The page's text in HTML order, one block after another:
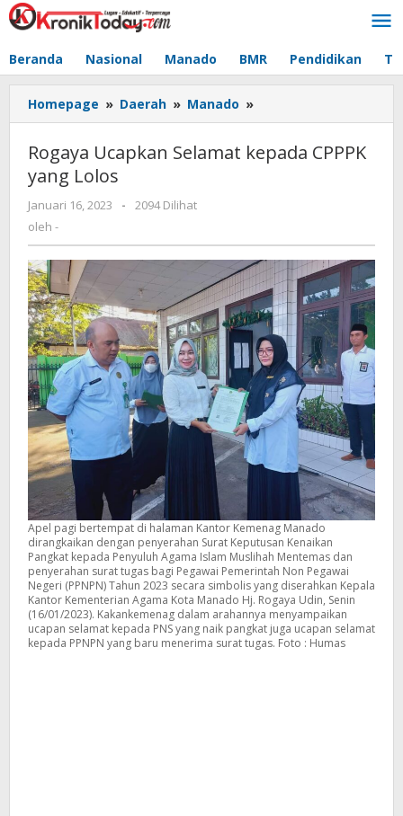
Lewati
ke
Beranda Nasional Manado BMR Pendidikan
Homepage » Daerah » Manado »
Ucapkan
Selamat
kepada
Rogaya Ucapkan Selamat kepada CPPPK
yang Lolos
Januari 16, 2023
oleh
-
2094 Dilihat
oleh -
Apel pagi bertempat di halaman Kantor Kemenag Manado
dirangkaikan dengan penyerahan Surat Keputusan Kenaikan
Pangkat kepada Penyuluh Agama Islam Muslihah Mentemas dan
penyerahan surat tugas bagi Pegawai Pemerintah Non Pegawai
Negeri (PPNPN) Tahun 2023 secara simbolis yang diserahkan Kepala
Kantor Kementerian Agama Kota Manado Hj. Rogaya Udin, Senin
(16/01/2023). Kakankemenag dalam arahannya menyampaikan
ucapan selamat kepada PNS yang naik pangkat juga ucapan selamat
kepada PPNPN yang baru menerima surat tugas. Foto : Humas